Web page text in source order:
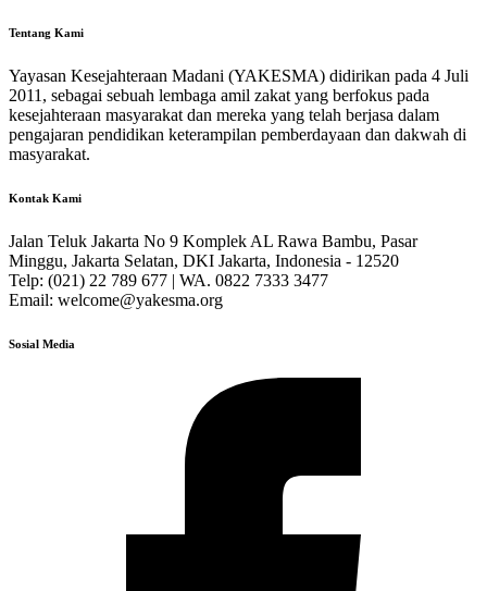
Tentang Kami
Yayasan Kesejahteraan Madani (YAKESMA) didirikan pada 4 Juli
2011, sebagai sebuah lembaga amil zakat yang berfokus pada
kesejahteraan masyarakat dan mereka yang telah berjasa dalam
pengajaran pendidikan keterampilan pemberdayaan dan dakwah di
masyarakat.
Kontak Kami
Jalan Teluk Jakarta No 9 Komplek AL Rawa Bambu, Pasar
Minggu, Jakarta Selatan, DKI Jakarta, Indonesia - 12520
Telp: (021) 22 789 677 | WA. 0822 7333 3477
Email: welcome@yakesma.org
Sosial Media